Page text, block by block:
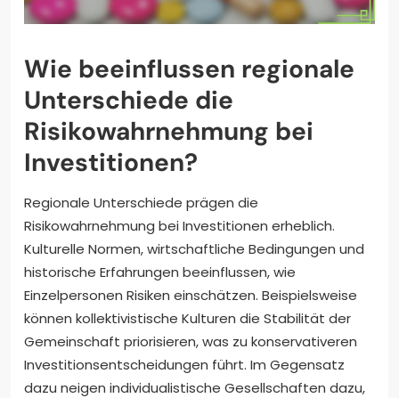
Wie beeinflussen regionale
Unterschiede die
Risikowahrnehmung bei
Investitionen?
Regionale Unterschiede prägen die
Risikowahrnehmung bei Investitionen erheblich.
Kulturelle Normen, wirtschaftliche Bedingungen und
historische Erfahrungen beeinflussen, wie
Einzelpersonen Risiken einschätzen. Beispielsweise
können kollektivistische Kulturen die Stabilität der
Gemeinschaft priorisieren, was zu konservativeren
Investitionsentscheidungen führt. Im Gegensatz
dazu neigen individualistische Gesellschaften dazu,